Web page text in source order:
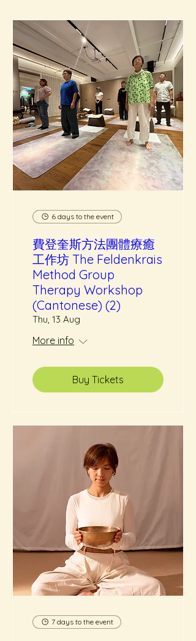
6 days to the event
費登奎斯方法團體療癒
工作坊 The Feldenkrais
Method Group
Therapy Workshop
(Cantonese) (2)
Thu, 13 Aug
More info
Buy Tickets
7 days to the event